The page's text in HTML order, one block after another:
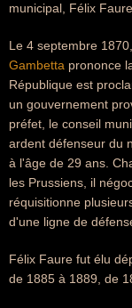
municipal, Félix
Le 4 septembre
Gambetta prononce
République est
un gouvernement
préfet, le conseil
ardent défenseur du
à l'âge de 29 ans.
les Prussiens, il
réquisitionne
d'une ligne de
Félix Faure fut élu
de 1885 à 1889, de